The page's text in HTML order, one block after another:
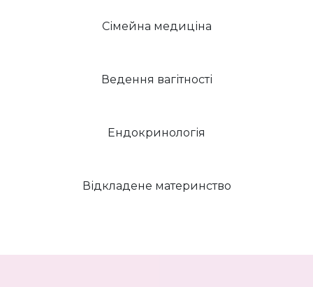
Сімейна медиціна
Ведення вагітності
Ендокринологія
Відкладене материнство